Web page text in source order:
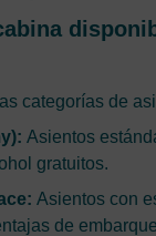
categorías de
Asientos
gratuitos.
Asientos con
de